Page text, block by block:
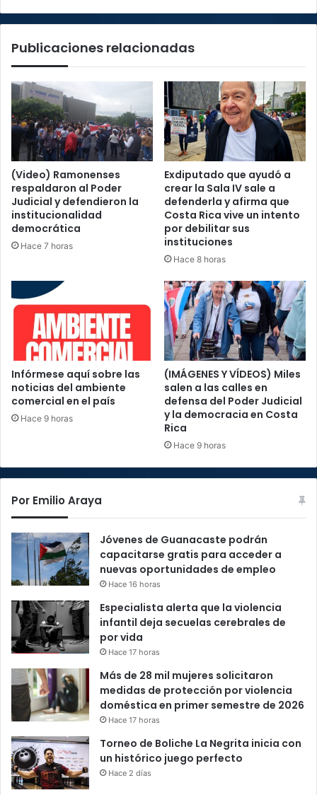
Publicaciones relacionadas
(Video) Ramonenses
respaldaron al Poder
Judicial y defendieron la
institucionalidad
democrática
Hace 7 horas
Exdiputado que ayudó a
crear la Sala IV sale a
defenderla y afirma que
Costa Rica vive un intento
por debilitar sus
instituciones
Hace 8 horas
Infórmese aquí sobre las
noticias del ambiente
comercial en el país
Hace 9 horas
(IMÁGENES Y VÍDEOS) Miles
salen a las calles en
defensa del Poder Judicial
y la democracia en Costa
Rica
Hace 9 horas
Por Emilio Araya
Jóvenes de Guanacaste podrán
capacitarse gratis para acceder a
nuevas oportunidades de empleo
Hace 16 horas
Especialista alerta que la violencia
infantil deja secuelas cerebrales de
por vida
Hace 17 horas
Más de 28 mil mujeres solicitaron
medidas de protección por violencia
doméstica en primer semestre de 2026
Hace 17 horas
Torneo de Boliche La Negrita inicia con
un histórico juego perfecto
Hace 2 días